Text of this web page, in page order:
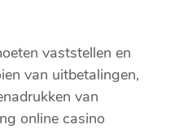
vaststellen en
van uitbetalingen,
van
online casino